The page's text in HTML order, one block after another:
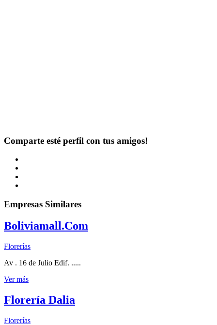
Comparte esté perfil con tus amigos!
Empresas Similares
Boliviamall.Com
Florerías
Av . 16 de Julio Edif. .....
Ver más
Florería Dalia
Florerías